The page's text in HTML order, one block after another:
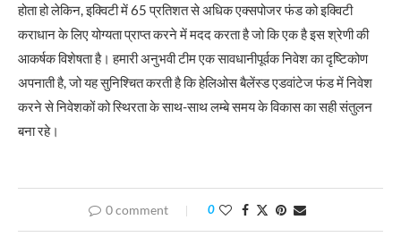
होता हो लेकिन, इक्विटी में 65 प्रतिशत से अधिक एक्सपोजर फंड को इक्विटी
कराधान के लिए योग्यता प्राप्त करने में मदद करता है जो कि एक है इस श्रेणी की
आकर्षक विशेषता है। हमारी अनुभवी टीम एक सावधानीपूर्वक निवेश का दृष्टिकोण
अपनाती है, जो यह सुनिश्चित करती है कि हेलिओस बैलेंस्ड एडवांटेज फंड में निवेश
करने से निवेशकों को स्थिरता के साथ-साथ लम्बे समय के विकास का सही संतुलन
बना रहे।
0 comment 0